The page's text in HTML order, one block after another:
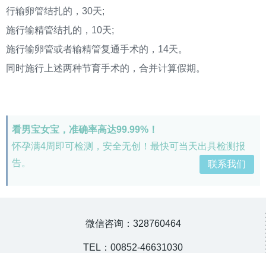
行输卵管结扎的，30天;
施行输精管结扎的，10天;
施行输卵管或者输精管复通手术的，14天。
同时施行上述两种节育手术的，合并计算假期。
看男宝女宝，准确率高达99.99%！
怀孕满4周即可检测，安全无创！最快可当天出具检测报
告。
联系我们
微信咨询：328760464
TEL：00852-46631030